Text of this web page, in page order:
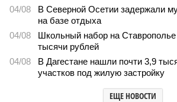
04/08
В Северной Осетии задержали
на базе отдыха
04/08
Школьный набор на
тысячи рублей
04/08
В Дагестане нашли почти 3,9
участков под жилую застройку
ЕЩЕ НОВОСТИ